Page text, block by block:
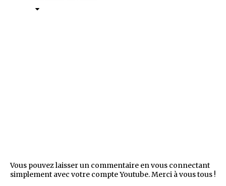
Vous pouvez laisser un commentaire en vous connectant
simplement avec votre compte Youtube. Merci à vous tous !